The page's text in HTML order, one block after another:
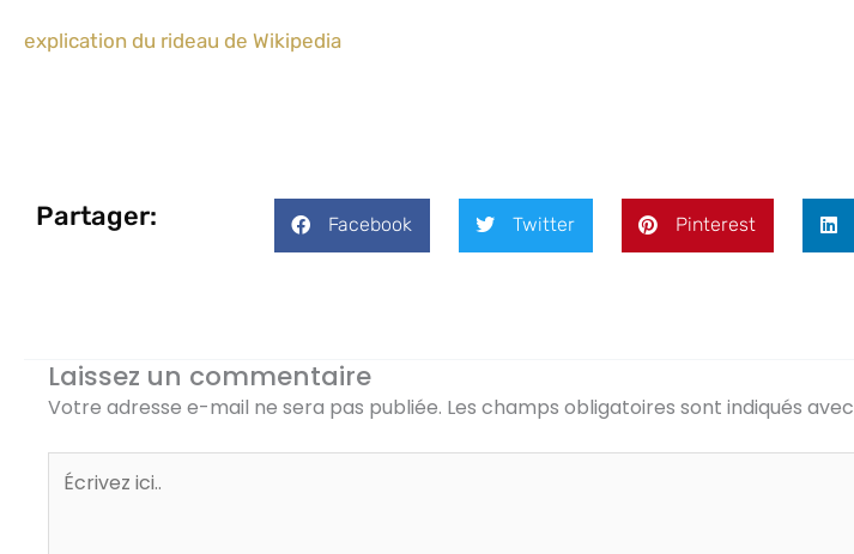
explication du rideau de Wikipedia
Partager: Facebook Twitter Pinterest
Laissez un commentaire
Votre adresse e-mail ne sera pas publiée. Les champs obligatoires sont indiqués avec
Écrivez
ici..